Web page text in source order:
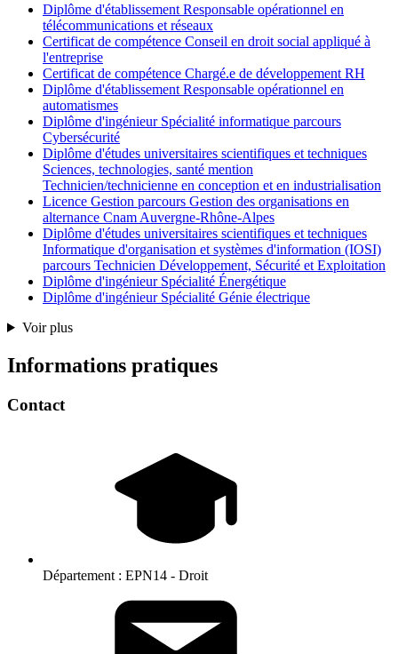
Diplôme d'établissement Responsable opérationnel en
télécommunications et réseaux
Certificat de compétence Conseil en droit social appliqué à
l'entreprise
Certificat de compétence Chargé.e de développement RH
Diplôme d'établissement Responsable opérationnel en
automatismes
Diplôme d'ingénieur Spécialité informatique parcours
Cybersécurité
Diplôme d'études universitaires scientifiques et techniques
Sciences, technologies, santé mention
Technicien/technicienne en conception et en industrialisation
Licence Gestion parcours Gestion des organisations en
alternance Cnam Auvergne-Rhône-Alpes
Diplôme d'études universitaires scientifiques et techniques
Informatique d'organisation et systèmes d'information (IOSI)
parcours Technicien Développement, Sécurité et Exploitation
Diplôme d'ingénieur Spécialité Énergétique
Diplôme d'ingénieur Spécialité Génie électrique
Voir plus
Informations pratiques
Contact
Département : EPN14 - Droit